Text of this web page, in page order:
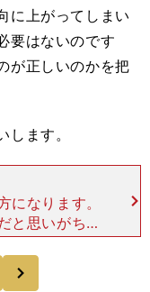
に上がってしまい
要はないのです
が正しいのかを把
ます。
なります。
と思いがちで
ていなけれ
ラブに重ね